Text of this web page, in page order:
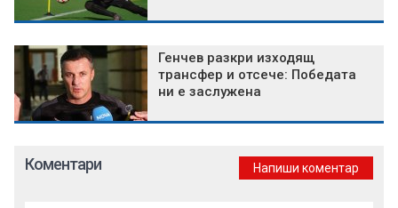
Генчев разкри изходящ
трансфер и отсече: Победата
ни е заслужена
Коментари Напиши коментар